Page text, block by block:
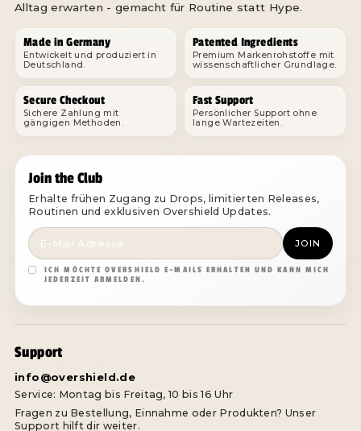
Alltag erwarten - gemacht für Routine statt Hype.
Made in Germany
Entwickelt und produziert in
Deutschland.
Patented Ingredients
Premium Markenrohstoffe mit
wissenschaftlicher Grundlage.
Secure Checkout
Sichere Zahlung mit
gängigen Methoden.
Fast Support
Persönlicher Support ohne
lange Wartezeiten.
Join the Club
Erhalte frühen Zugang zu Drops, limitierten Releases,
Routinen und exklusiven Overshield Updates.
JOIN
ICH MÖCHTE OVERSHIELD E-MAILS ERHALTEN UND KANN MICH
JEDERZEIT ABMELDEN.
Support
info@overshield.de
Service: Montag bis Freitag, 10 bis 16 Uhr
Fragen zu Bestellung, Einnahme oder Produkten? Unser
Support hilft dir weiter.